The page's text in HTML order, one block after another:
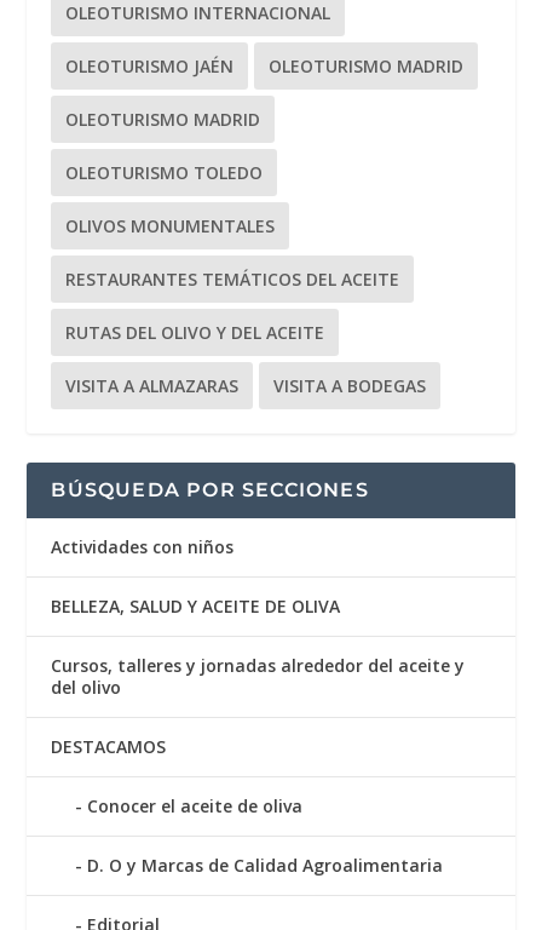
OLEOTURISMO INTERNACIONAL
OLEOTURISMO JAÉN OLEOTURISMO MADRID
OLEOTURISMO MADRID
OLEOTURISMO TOLEDO
OLIVOS MONUMENTALES
RESTAURANTES TEMÁTICOS DEL ACEITE
RUTAS DEL OLIVO Y DEL ACEITE
VISITA A ALMAZARAS VISITA A BODEGAS
BÚSQUEDA POR SECCIONES
Actividades con niños
BELLEZA, SALUD Y ACEITE DE OLIVA
Cursos, talleres y jornadas alrededor del aceite y
del olivo
DESTACAMOS
Conocer el aceite de oliva
D. O y Marcas de Calidad Agroalimentaria
Editorial